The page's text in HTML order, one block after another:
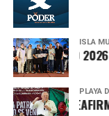
Únete al
Quinto
ISLA
ISLEÑO 2026
PLAYA
MARÍN REAFIRMA